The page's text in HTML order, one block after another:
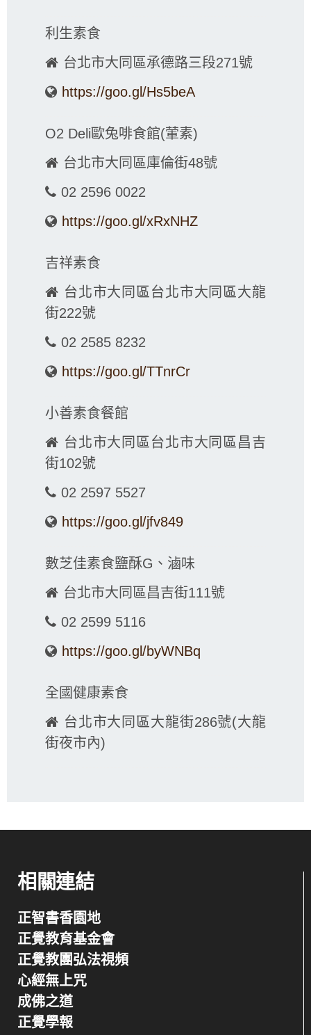
利生素食
台北市大同區承德路三段271號
https://goo.gl/Hs5beA
O2 Deli歐兔啡食館(葷素)
台北市大同區庫倫街48號
02 2596 0022
https://goo.gl/xRxNHZ
吉祥素食
台北市大同區台北市大同區大龍
街222號
02 2585 8232
https://goo.gl/TTnrCr
小善素食餐館
台北市大同區台北市大同區昌吉
街102號
02 2597 5527
https://goo.gl/jfv849
數芝佳素食鹽酥G、滷味
台北市大同區昌吉街111號
02 2599 5116
https://goo.gl/byWNBq
全國健康素食
台北市大同區大龍街286號(大龍
街夜市內)
相關連結
正智書香園地
正覺教育基金會
正覺教團弘法視頻
心經無上咒
成佛之道
正覺學報